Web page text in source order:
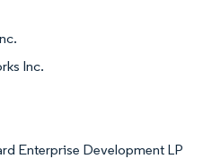
Inc.
Enterprise Development LP